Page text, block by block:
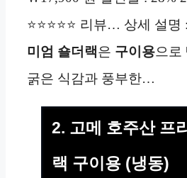
⭐⭐⭐⭐⭐ 리뷰… 상세 설명
미엄 숄더랙은 구이용으로
굵은 식감과 풍부한…
2. 고메 호주산 프
랙 구이용 (냉동)